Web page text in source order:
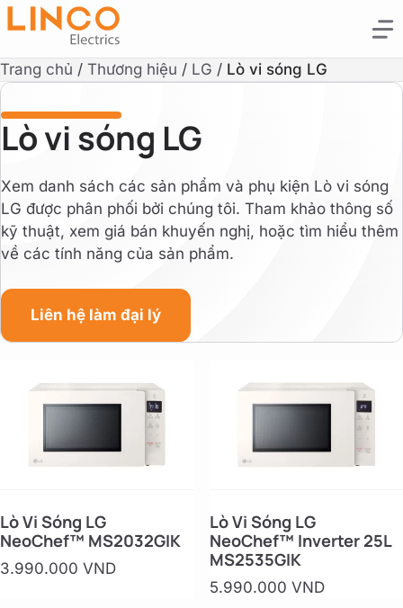
Trang chủ / Thương hiệu / LG / Lò vi sóng LG
Lò vi sóng LG
Xem danh sách các sản phẩm và phụ kiện Lò vi sóng
LG được phân phối bởi chúng tôi. Tham khảo thông số
kỹ thuật, xem giá bán khuyến nghị, hoặc tìm hiểu thêm
về các tính năng của sản phẩm.
Liên hệ làm đại lý
Lò Vi Sóng LG
NeoChef™ MS2032GIK
3.990.000 VND
Lò Vi Sóng LG
NeoChef™ Inverter 25L
MS2535GIK
5.990.000 VND